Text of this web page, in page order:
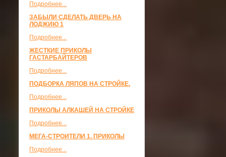
Подробнее...
ЗАБЫЛИ СДЕЛАТЬ ДВЕРЬ НА
ЛОДЖИЮ 1
Подробнее...
ЖЕСТКИЕ ПРИКОЛЫ
ГАСТАРБАЙТЕРОВ
Подробнее...
ПОДБОРКА ЛЯПОВ НА СТРОЙКЕ.
Подробнее...
ПРИКОЛЫ АЛКАШЕЙ НА СТРОЙКЕ
Подробнее...
МЕГА-СТРОИТЕЛИ 1. ПРИКОЛЫ
Подробнее...